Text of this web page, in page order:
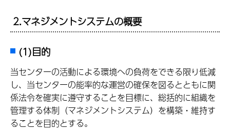
2.マネジメントシステムの概要
(1)目的
当センターの活動による環境への負荷をできる限り低減
し、当センターの能率的な運営の確保を図るとともに関
係法令を確実に遵守することを目標に、総括的に組織を
管理する体制（マネジメントシステム）を構築・維持す
ることを目的とする。